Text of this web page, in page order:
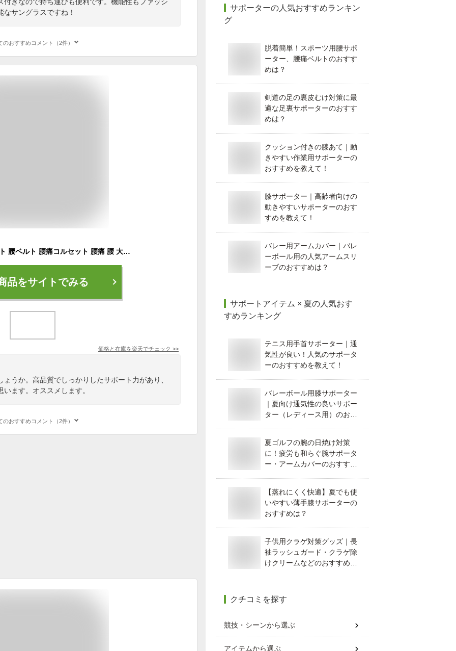
サングラスですね！
のおすすめコメント（2件）
【楽天1位】腰痛ベルト 腰ベルト 腰痛コルセット 腰痛 腰 大きいサイズ サポートベルト 産後 骨盤ベルト 女性用 男性用 男女兼用 ギフト ベルト コルセット 高品質 夏用 ぎっくり腰 骨盤ベルト 作業 サポーター スリム 介護職 スポーツ 改善 簡易 2025
品をサイトでみる
価格と在庫を楽天でチェック >>
うか。高品質でしっかりしたサポート力があり、
ます。オススメします。
のおすすめコメント（2件）
サポーターの人気おすすめランキン
グ
脱着簡単！スポーツ用腰サポ
ーター、腰痛ベルトのおすす
めは？
剣道の足の裏皮むけ対策に最
適な足裏サポーターのおすす
めは？
クッション付きの膝あて｜動
きやすい作業用サポーターの
おすすめを教えて！
膝サポーター｜高齢者向けの
動きやすいサポーターのおす
すめを教えて！
バレー用アームカバー｜バレ
ーボール用の人気アームスリ
ーブのおすすめは？
サポートアイテム × 夏の人気おす
すめランキング
テニス用手首サポーター｜通
気性が良い！人気のサポータ
ーのおすすめを教えて！
バレーボール用膝サポーター
｜夏向け通気性の良いサポー
ター（レディース用）のおす
夏ゴルフの腕の日焼け対策
に！疲労も和らぐ腕サポータ
ー・アームカバーのおすすめ
【蒸れにくく快適】夏でも使
いやすい薄手膝サポーターの
おすすめは？
子供用クラゲ対策グッズ｜長
袖ラッシュガード・クラゲ除
けクリームなどのおすすめ
クチコミを探す
競技・シーンから選ぶ
アイテムから選ぶ